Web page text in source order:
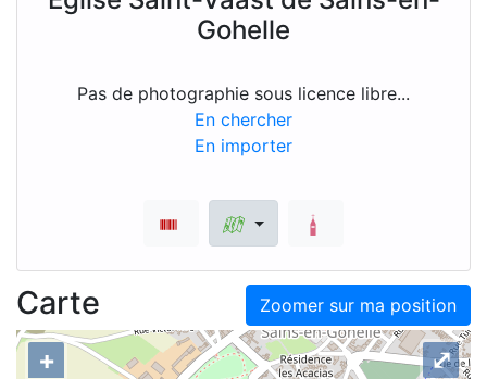
Gohelle
Pas de photographie sous licence libre...
En chercher
En importer
Zoomer sur ma position
Carte
+
⤢